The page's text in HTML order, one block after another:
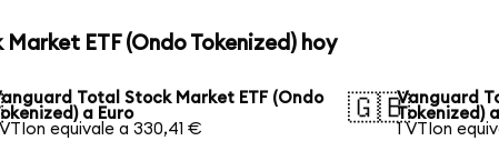
ETF (Ondo Tokenized) hoy
Total Stock Market ETF (Ondo
a Euro
VTIon equivale a 330,41 €
🇬🇧Vanguard
Tokenized)
1 VTIon